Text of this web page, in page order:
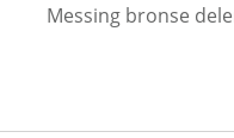
Messing bronse